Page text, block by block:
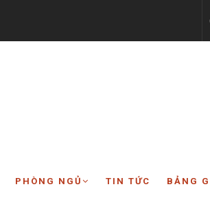
PHÒNG NGỦ TIN TỨC BẢNG